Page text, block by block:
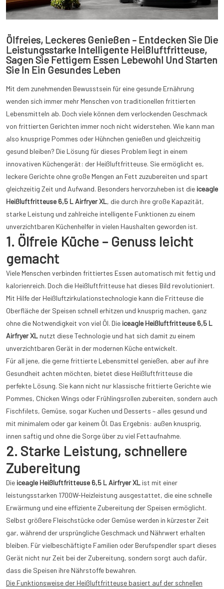
Ölfreies, Leckeres Genießen – Entdecken Sie Die
Leistungsstarke Intelligente Heißluftfritteuse,
Sagen Sie Fettigem Essen Lebewohl Und Starten
Sie In Ein Gesundes Leben
Mit dem zunehmenden Bewusstsein für eine gesunde Ernährung
wenden sich immer mehr Menschen von traditionellen frittierten
Lebensmitteln ab. Doch viele können dem verlockenden Geschmack
von frittierten Gerichten immer noch nicht widerstehen. Wie kann man
also knusprige Pommes oder Hühnchen genießen und gleichzeitig
gesund bleiben? Die Lösung für dieses Problem liegt in einem
innovativen Küchengerät: der Heißluftfritteuse. Sie ermöglicht es,
leckere Gerichte ohne große Mengen an Fett zuzubereiten und spart
gleichzeitig Zeit und Aufwand. Besonders hervorzuheben ist die iceagle
Heißluftfritteuse 6,5 L Airfryer XL, die durch ihre große Kapazität,
starke Leistung und zahlreiche intelligente Funktionen zu einem
unverzichtbaren Küchenhelfer in vielen Haushalten geworden ist.
1. Ölfreie Küche – Genuss leicht
gemacht
Viele Menschen verbinden frittiertes Essen automatisch mit fettig und
kalorienreich. Doch die Heißluftfritteuse hat dieses Bild revolutioniert.
Mit Hilfe der Heißluftzirkulationstechnologie kann die Fritteuse die
Oberfläche der Speisen schnell erhitzen und knusprig machen, ganz
ohne die Notwendigkeit von viel Öl. Die iceagle Heißluftfritteuse 6,5 L
Airfryer XL nutzt diese Technologie und hat sich damit zu einem
unverzichtbaren Gerät in der modernen Küche entwickelt.
Für all jene, die gerne frittierte Lebensmittel genießen, aber auf ihre
Gesundheit achten möchten, bietet diese Heißluftfritteuse die
perfekte Lösung. Sie kann nicht nur klassische frittierte Gerichte wie
Pommes, Chicken Wings oder Frühlingsrollen zubereiten, sondern auch
Fischfilets, Gemüse, sogar Kuchen und Desserts – alles gesund und
mit minimalem oder gar keinem Öl. Das Ergebnis: außen knusprig,
innen saftig und ohne die Sorge über zu viel Fettaufnahme.
2. Starke Leistung, schnellere
Zubereitung
Die iceagle Heißluftfritteuse 6,5 L Airfryer XL ist mit einer
leistungsstarken 1700W-Heizleistung ausgestattet, die eine schnelle
Erwärmung und eine effiziente Zubereitung der Speisen ermöglicht.
Selbst größere Fleischstücke oder Gemüse werden in kürzester Zeit
gar, während der ursprüngliche Geschmack und Nährwert erhalten
bleiben. Für vielbeschäftigte Familien oder Berufspendler spart dieses
Gerät nicht nur Zeit bei der Zubereitung, sondern sorgt auch dafür,
dass die Speisen ihre Nährstoffe bewahren.
Die Funktionsweise der Heißluftfritteuse basiert auf der schnellen